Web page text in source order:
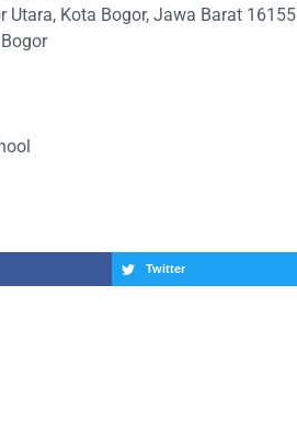
Utara, Kota Bogor, Jawa Barat 16155
Twitter